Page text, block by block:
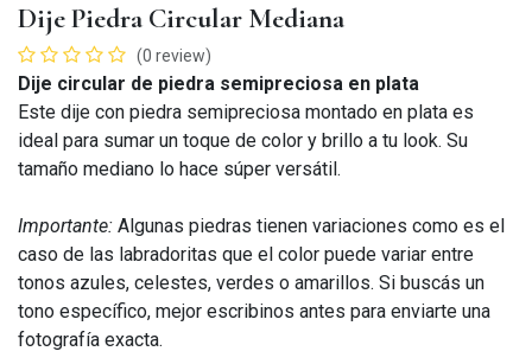
Dije Piedra Circular Mediana
(0 review)
Dije circular de piedra semipreciosa en plata
Este dije con piedra semipreciosa montado en plata es
ideal para sumar un toque de color y brillo a tu look. Su
tamaño mediano lo hace súper versátil.
Importante: Algunas piedras tienen variaciones como es el
caso de las labradoritas que el color puede variar entre
tonos azules, celestes, verdes o amarillos. Si buscás un
tono específico, mejor escribinos antes para enviarte una
fotografía exacta.